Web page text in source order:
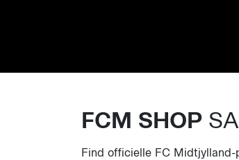
FCM SHOP
Find officielle FC